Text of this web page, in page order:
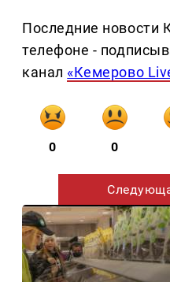
Последние новости
телефоне -
канал «Кемерово
0 0